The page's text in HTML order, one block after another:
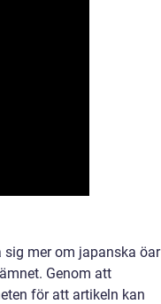
sig mer om japanska öar
Genom att
för att artikeln kan